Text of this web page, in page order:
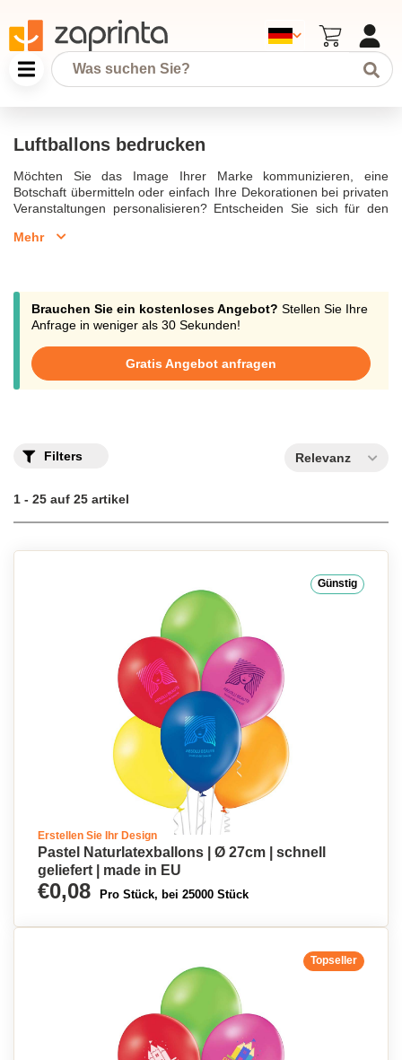
Luftballons bedrucken
Möchten Sie das Image Ihrer Marke kommunizieren, eine
Botschaft übermitteln oder einfach Ihre Dekorationen bei privaten
Veranstaltungen personalisieren? Entscheiden Sie sich für den
als auch die Größten an. Ob Luftballon oder Heliumballon, wir
der personalisierte Luftballon auch in kleinen Mengen ab 10 stück
bestellt werden. Entdecken Sie unser komplettes Angebot an
Freizeitaktivitäten und personalisierten Spielen.
Luftballons bedrucken
Mehr
Brauchen Sie ein kostenloses Angebot? Stellen Sie Ihre
Anfrage in weniger als 30 Sekunden!
Gratis Angebot anfragen
Filters Relevanz
1 - 25 auf 25 artikel
Günstig
Erstellen Sie Ihr Design
Pastel Naturlatexballons | Ø 27cm | schnell
geliefert | made in EU
€0,08 Pro Stück, bei 25000 Stück
Topseller